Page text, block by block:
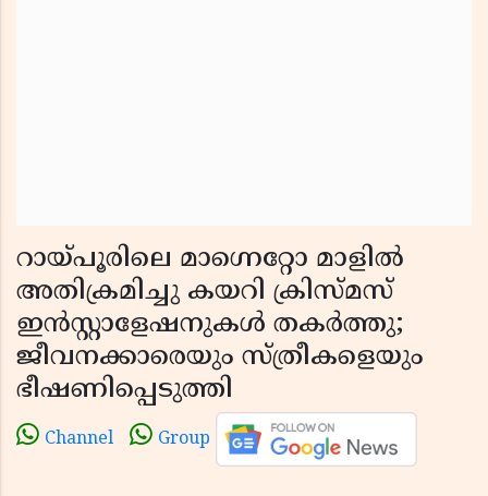
റായ്പൂരിലെ മാഗ്നെറ്റോ മാളിൽ
അതിക്രമിച്ചു കയറി ക്രിസ്മസ്
ഇൻസ്റ്റാളേഷനുകൾ തകർത്തു;
ജീവനക്കാരെയും സ്ത്രീകളെയും
ഭീഷണിപ്പെടുത്തി
Channel Group